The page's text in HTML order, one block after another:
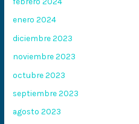
enero 2024
diciembre 2023
noviembre 2023
octubre 2023
septiembre 2023
agosto 2023